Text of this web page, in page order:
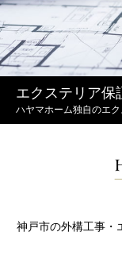
エクステリア保
ハヤマホーム独自のエ
神戸市の外構工事・